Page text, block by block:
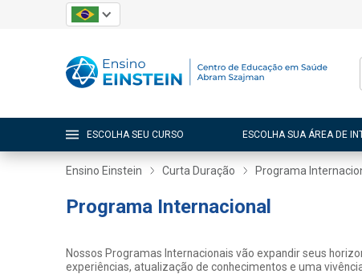
ESCOLHA SEU CURSO ESCOLHA SUA ÁREA DE
Ensino Einstein Curta Duração Programa
Programa Internacional
Nossos Programas Internacionais vão expandir seus
experiências, atualização de conhecimentos e uma